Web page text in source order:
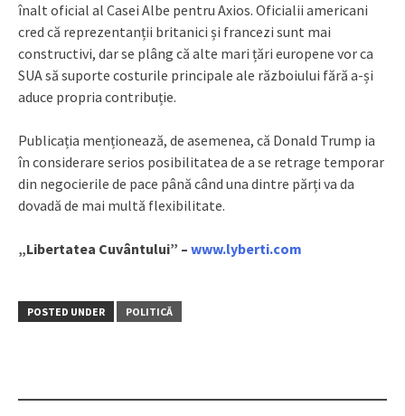
înalt oficial al Casei Albe pentru Axios. Oficialii americani
cred că reprezentanții britanici și francezi sunt mai
constructivi, dar se plâng că alte mari țări europene vor ca
SUA să suporte costurile principale ale războiului fără a-și
aduce propria contribuție.
Publicația menționează, de asemenea, că Donald Trump ia
în considerare serios posibilitatea de a se retrage temporar
din negocierile de pace până când una dintre părți va da
dovadă de mai multă flexibilitate.
„Libertatea Cuvântului” – www.lyberti.com
POSTED UNDER POLITICĂ